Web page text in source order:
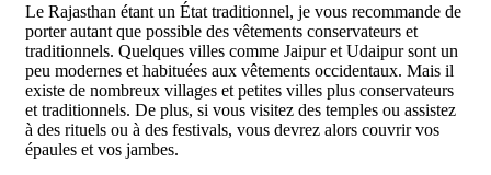
Le Rajasthan étant un État traditionnel, je vous recommande de
porter autant que possible des vêtements conservateurs et
traditionnels. Quelques villes comme Jaipur et Udaipur sont un
peu modernes et habituées aux vêtements occidentaux. Mais il
existe de nombreux villages et petites villes plus conservateurs
et traditionnels. De plus, si vous visitez des temples ou assistez
à des rituels ou à des festivals, vous devrez alors couvrir vos
épaules et vos jambes.